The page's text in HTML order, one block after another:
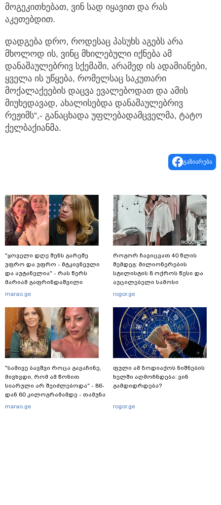
მოგეკითხებათ, ვინ სად იყავით და რას
აკეთებდით.
დადგება დრო, როდესაც პასუხს აგებს არა
მხოლოდ ის, ვინც მხილებული იქნება ამ
დანაშაულებრივ სქემაში, არამედ ის ადამიანები,
ყველა ის უწყება, რომელსაც საკუთარი
მოქალაქეების დაცვა ევალებოდათ და ამის
მიუხედავად, ახალისებდა დანაშაულებრივ
რეჟიმს“,- განაცხადა უფლებადამცველმა, ტატო
ქელბაქიანმა.
გაზიარება
"ყოველი დღე შენს გარეშე
უფრო და უფრო - მტკივნეული
და აუტანელია" - რას წერს
მარიამ გაფრინდაშვილი
marao.ge
"სამივე ბავშვი როცა გავაჩინე,
მივხვდი, რომ ამ წონით
სიარული არ შეიძლებოდა" - 86-
დან 60 კილოგრამამდე - თამუნა
marao.ge
როგორ ჩავიცვათ 40 წლის
შემდეგ: მილიონერების
სტილისტის 8 ოქროს წესი და
აუცილებელი სამოსი
rogor.ge
ფული ამ ზოდიაქოს ნიშნების
ხელში აღმოჩნდება: ვინ
გამდიდრდება?
rogor.ge